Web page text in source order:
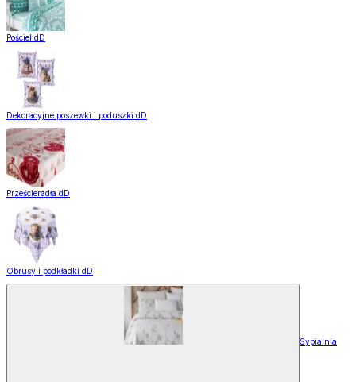
Pościel dD
Dekoracyjne poszewki i poduszki dD
Prześcieradła dD
Obrusy i podkładki dD
Sypialnia